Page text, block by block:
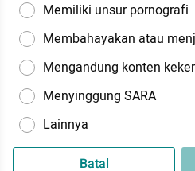
Memiliki unsur pornografi
Membahayakan atau
Mengandung konten
Menyinggung SARA
Lainnya
Batal